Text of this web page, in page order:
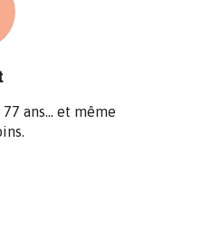
77 ans… et même